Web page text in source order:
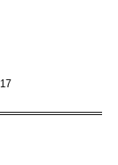
17